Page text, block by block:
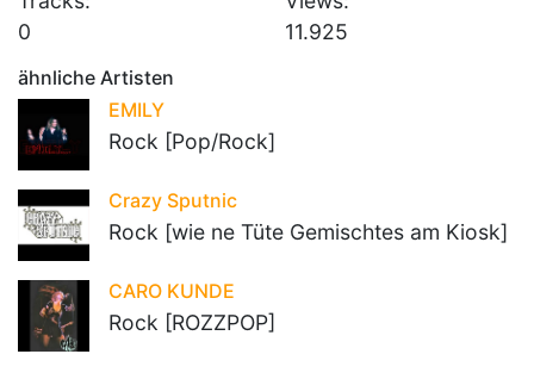
0
11.925
ähnliche Artisten
EMILY
Rock [Pop/Rock]
Crazy Sputnic
Rock [wie ne Tüte Gemischtes am Kiosk]
CARO KUNDE
Rock [ROZZPOP]